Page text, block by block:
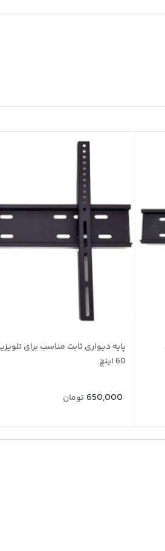
60 اینچ
650,000 تومان